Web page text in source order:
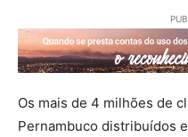
Os mais de 4 milhões de
Pernambuco distribuídos